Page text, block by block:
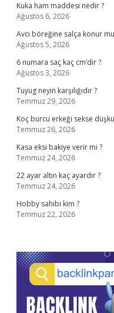
Kuka ham maddesi nedir ?
Ağustos 6, 2026
Avcı böreğine salça konur
Ağustos 5, 2026
6 numara saç kaç cm’dir ?
Ağustos 3, 2026
Tuyug neyin karşılığıdır ?
Temmuz 29, 2026
Koç burcu erkeği sekse
Temmuz 26, 2026
Kasa eksi bakiye verir mi ?
Temmuz 24, 2026
22 ayar altın kaç ayardır ?
Temmuz 24, 2026
Hobby sahibi kim ?
Temmuz 22, 2026